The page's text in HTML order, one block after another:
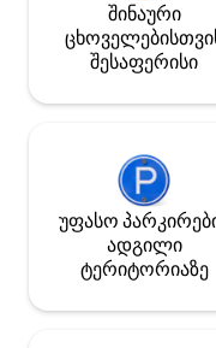
შინაური
შესაფერისი
უფასო
ადგილი
ტერიტორიაზე